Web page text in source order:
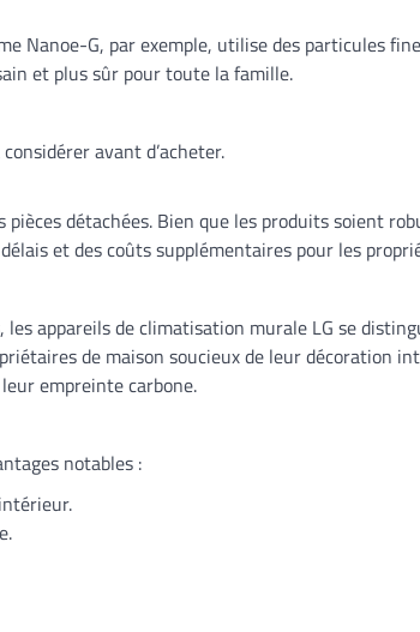
Nanoe-G, par exemple, utilise des particules
et plus sûr pour toute la famille.
considérer avant d’acheter.
détachées. Bien que les produits soient
et des coûts supplémentaires pour les
les appareils de climatisation murale LG se
de maison soucieux de leur décoration
empreinte carbone.
notables :